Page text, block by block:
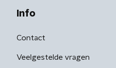
Info
Contact
Veelgestelde vragen